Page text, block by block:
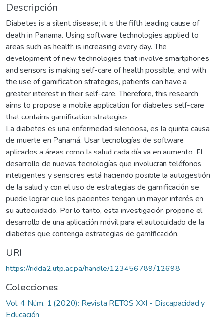
Descripción
Diabetes is a silent disease; it is the fifth leading cause of
death in Panama. Using software technologies applied to
areas such as health is increasing every day. The
development of new technologies that involve smartphones
and sensors is making self-care of health possible, and with
the use of gamification strategies, patients can have a
greater interest in their self-care. Therefore, this research
aims to propose a mobile application for diabetes self-care
that contains gamification strategies
La diabetes es una enfermedad silenciosa, es la quinta causa
de muerte en Panamá. Usar tecnologías de software
aplicados a áreas como la salud cada día va en aumento. El
desarrollo de nuevas tecnologías que involucran teléfonos
inteligentes y sensores está haciendo posible la autogestión
de la salud y con el uso de estrategias de gamificación se
puede lograr que los pacientes tengan un mayor interés en
su autocuidado. Por lo tanto, esta investigación propone el
desarrollo de una aplicación móvil para el autocuidado de la
diabetes que contenga estrategias de gamificación.
URI
https://ridda2.utp.ac.pa/handle/123456789/12698
Colecciones
Vol. 4 Núm. 1 (2020): Revista RETOS XXI - Discapacidad y
Educación